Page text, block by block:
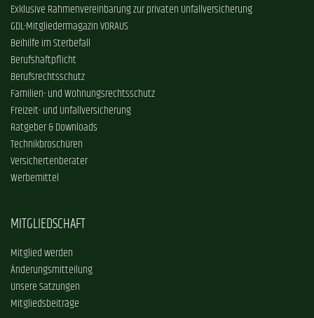
Exklusive Rahmenvereinbarung zur privaten Unfallversicherung
GDL-Mitgliedermagazin VORAUS
Beihilfe im Sterbefall
Berufshaftpflicht
Berufsrechtsschutz
Familien- und Wohnungsrechtsschutz
Freizeit- und Unfallversicherung
Ratgeber & Downloads
Technikbroschüren
Versichertenberater
Werbemittel
MITGLIEDSCHAFT
Mitglied werden
Änderungsmitteilung
Unsere Satzungen
Mitgliedsbeiträge